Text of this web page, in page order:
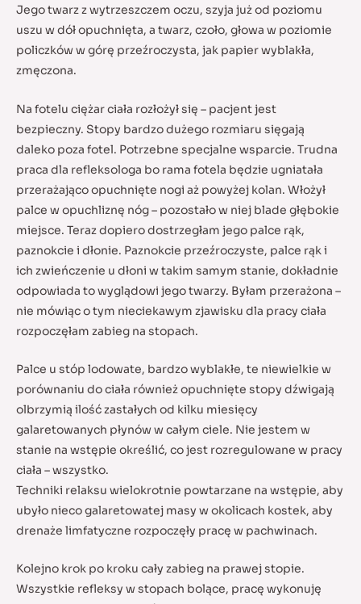
Jego twarz z wytrzeszczem oczu, szyja już od poziomu
uszu w dół opuchnięta, a twarz, czoło, głowa w poziomie
policzków w górę przeźroczysta, jak papier wyblakła,
zmęczona.
Na fotelu ciężar ciała rozłożył się – pacjent jest
bezpieczny. Stopy bardzo dużego rozmiaru sięgają
daleko poza fotel. Potrzebne specjalne wsparcie. Trudna
praca dla refleksologa bo rama fotela będzie ugniatała
przerażająco opuchnięte nogi aż powyżej kolan. Włożył
palce w opuchliznę nóg – pozostało w niej blade głębokie
miejsce. Teraz dopiero dostrzegłam jego palce rąk,
paznokcie i dłonie. Paznokcie przeźroczyste, palce rąk i
ich zwieńczenie u dłoni w takim samym stanie, dokładnie
odpowiada to wyglądowi jego twarzy. Byłam przerażona –
nie mówiąc o tym nieciekawym zjawisku dla pracy ciała
rozpoczęłam zabieg na stopach.
Palce u stóp lodowate, bardzo wyblakłe, te niewielkie w
porównaniu do ciała również opuchnięte stopy dźwigają
olbrzymią ilość zastałych od kilku miesięcy
galaretowanych płynów w całym ciele. Nie jestem w
stanie na wstępie określić, co jest rozregulowane w pracy
ciała – wszystko.
Techniki relaksu wielokrotnie powtarzane na wstępie, aby
ubyło nieco galaretowatej masy w okolicach kostek, aby
drenaże limfatyczne rozpoczęły pracę w pachwinach.
Kolejno krok po kroku cały zabieg na prawej stopie.
Wszystkie refleksy w stopach bolące, pracę wykonuję